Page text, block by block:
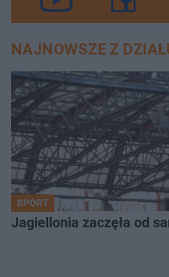
NAJNOWSZE Z
SPORT
Jagiellonia zaczęła od